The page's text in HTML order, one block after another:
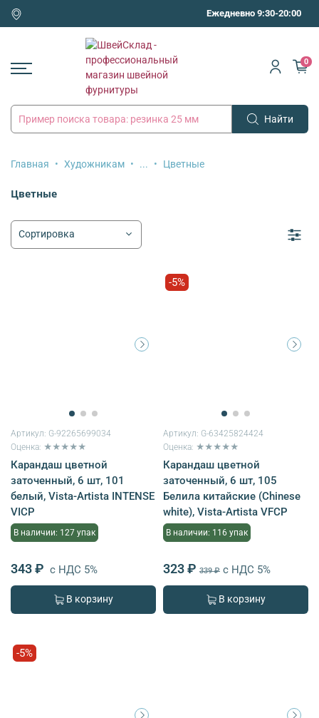
Ежедневно 9:30-20:00
Найти
0
Главная Художникам ... Цветные
Цветные
Артикул: G-92265699034
Оценка: ★★★★★
Карандаш цветной
заточенный, 6 шт, 101
белый, Vista-Artista INTENSE
VICP
В наличии: 127 упак
343 ₽ с НДС 5%
В корзину
-5%
Артикул: G-63425824424
Оценка: ★★★★★
Карандаш цветной
заточенный, 6 шт, 105
Белила китайские (Chinese
white), Vista-Artista VFCP
В наличии: 116 упак
323 ₽ 339 ₽ с НДС 5%
В корзину
-5%